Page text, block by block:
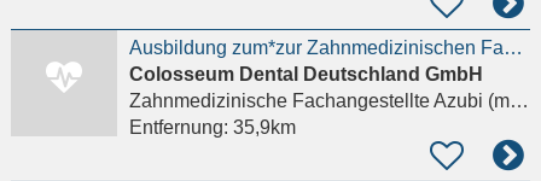
Ausbildung zum*zur Zahnmedizinischen Fachangestellten | Azubi ZFA (m/w/d)
Colosseum Dental Deutschland GmbH
Zahnmedizinische Fachangestellte Azubi (m/w/d)
Entfernung: 35,9km